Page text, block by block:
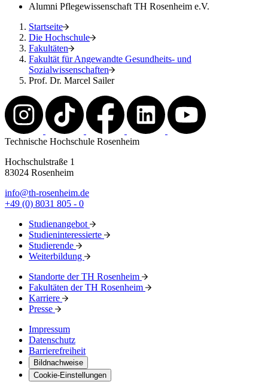
Alumni Pflegewissenschaft TH Rosenheim e.V.
Startseite
Die Hochschule
Fakultäten
Fakultät für Angewandte Gesundheits- und
Sozialwissenschaften
Prof. Dr. Marcel Sailer
Technische Hochschule Rosenheim
Hochschulstraße 1
83024 Rosenheim
info@th-rosenheim.de
+49 (0) 8031 805 - 0
Studienangebot
Studieninteressierte
Studierende
Weiterbildung
Standorte der TH Rosenheim
Fakultäten der TH Rosenheim
Karriere
Presse
Impressum
Datenschutz
Barrierefreiheit
Bildnachweise
Cookie-Einstellungen